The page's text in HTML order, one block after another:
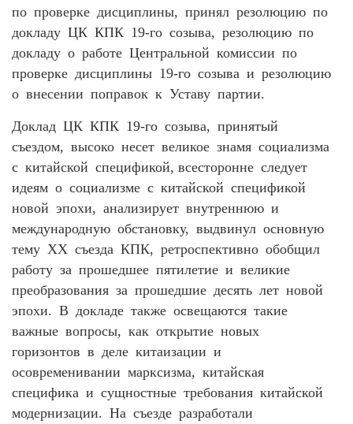
по проверке дисциплины, принял резолюцию по
докладу ЦК КПК 19-го созыва, резолюцию по
докладу о работе Центральной комиссии по
проверке дисциплины 19-го созыва и резолюцию
о внесении поправок к Уставу партии.
Доклад ЦК КПК 19-го созыва, принятый
съездом, высоко несет великое знамя социализма
с китайской спецификой, всесторонне следует
идеям о социализме с китайской спецификой
новой эпохи, анализирует внутреннюю и
международную обстановку, выдвинул основную
тему XX съезда КПК, ретроспективно обобщил
работу за прошедшее пятилетие и великие
преобразования за прошедшие десять лет новой
эпохи. В докладе также освещаются такие
важные вопросы, как открытие новых
горизонтов в деле китаизации и
осовременивании марксизма, китайская
специфика и сущностные требования китайской
модернизации. На съезде разработали